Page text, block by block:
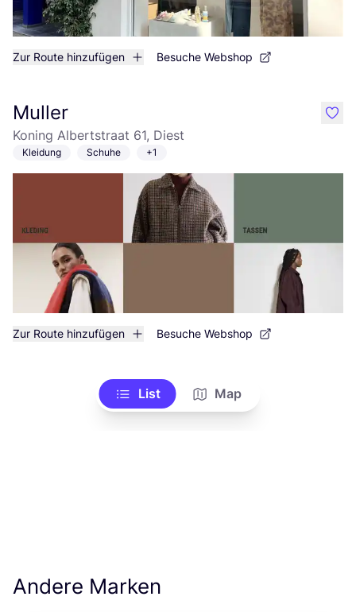
Zur Route hinzufügen Besuche Webshop
Muller
Koning Albertstraat 61, Diest
Kleidung Schuhe +1
Zur Route hinzufügen Besuche Webshop
like
List Map
Andere Marken